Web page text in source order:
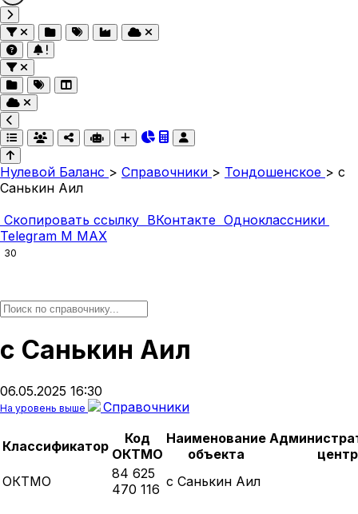
Нулевой Баланс > Справочники > Тондошенское > с
Санькин Аил
Скопировать ссылку ВКонтакте Одноклассники
Telegram M MAX
30
с Санькин Аил
06.05.2025 16:30
На уровень выше Справочники
Классификатор
Код
ОКТМО
Наименование
объекта
центр
ОКТМО
84 625
470 116 с Санькин Аил